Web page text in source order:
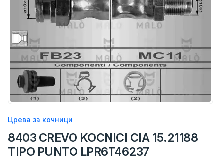
Црева за кочници
8403 CREVO KOCNICI CIA 15.21188
TIPO PUNTO LPR6T46237